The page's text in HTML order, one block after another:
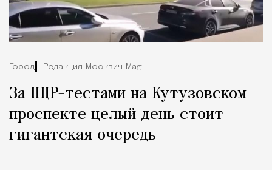
Город Редакция Москвич Mag
За ПЦР-тестами на Кутузовском
проспекте целый день стоит
гигантская очередь